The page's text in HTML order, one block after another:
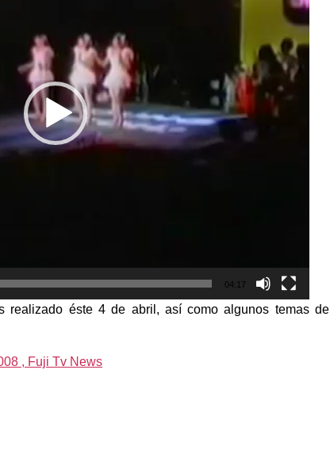
04:17
realizado éste 4 de abril, así como algunos temas de
, Fuji Tv News